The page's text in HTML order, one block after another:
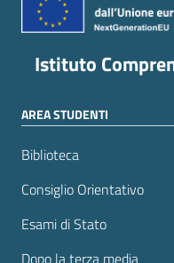
Istituto
AREA STUDENTI
Biblioteca
Consiglio Orientativo
Esami di Stato
Dopo la terza media